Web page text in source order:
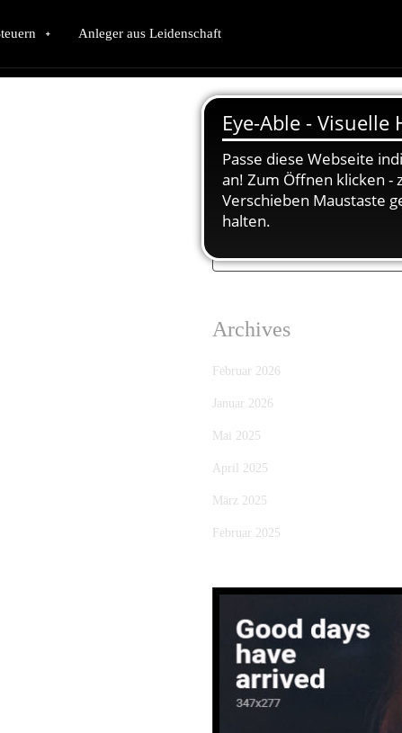
Anleger aus Leidenschaft
Archives
Februar 2026
Januar 2026
Mai 2025
April 2025
März 2025
Februar 2025